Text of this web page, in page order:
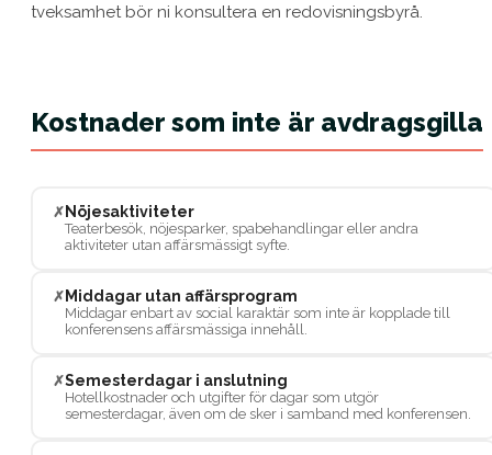
tveksamhet bör ni konsultera en redovisningsbyrå.
Kostnader som inte är avdragsgilla
✗ Nöjesaktiviteter
Teaterbesök, nöjesparker, spabehandlingar eller andra
aktiviteter utan affärsmässigt syfte.
✗ Middagar utan affärsprogram
Middagar enbart av social karaktär som inte är kopplade till
konferensens affärsmässiga innehåll.
✗Semesterdagar i anslutning
Hotellkostnader och utgifter för dagar som utgör
semesterdagar, även om de sker i samband med konferensen.